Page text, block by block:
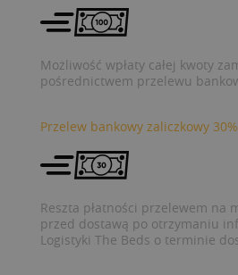
Możliwość wpłaty całej kwoty
pośrednictwem przelewu
Przelew bankowy zaliczkowy 30%
Reszta płatności przelewem na
przed dostawą po otrzymaniu
Logistyki The Beds o terminie